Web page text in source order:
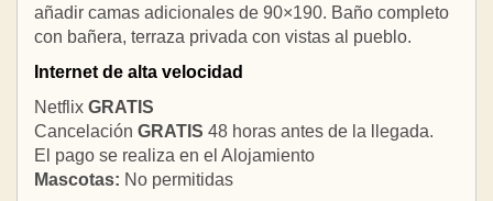
añadir camas adicionales de 90×190. Baño completo
con bañera, terraza privada con vistas al pueblo.
Internet de alta velocidad
Netflix GRATIS
Cancelación GRATIS 48 horas antes de la llegada.
El pago se realiza en el Alojamiento
Mascotas: No permitidas